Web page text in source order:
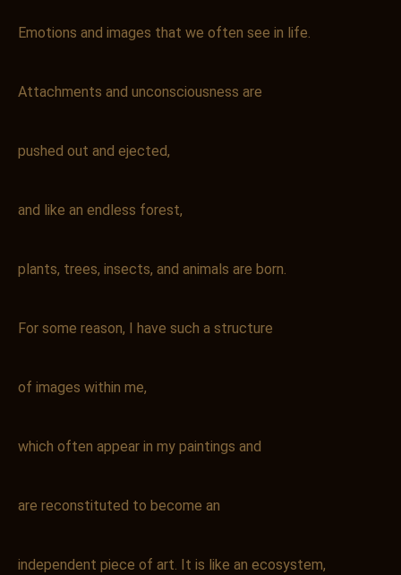
Emotions and images that we often see in life.
Attachments and unconsciousness are
pushed out and ejected,
and like an endless forest,
plants, trees, insects, and animals are born.
For some reason, I have such a structure
of images within me,
which often appear in my paintings and
are reconstituted to become an
independent piece of art. It is like an ecosystem,